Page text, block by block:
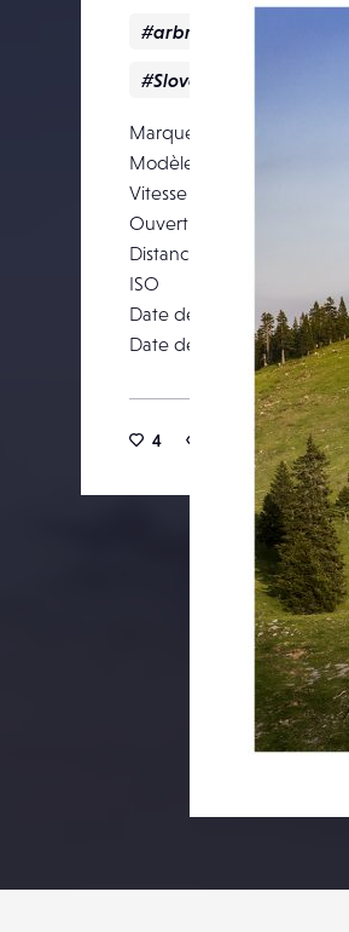
#arbres
#Slovenie
Marque
Modèle
Vitesse d’obturation
Ouverture
Distance focale
ISO
Date de prise de vue
Date de publication
4 0